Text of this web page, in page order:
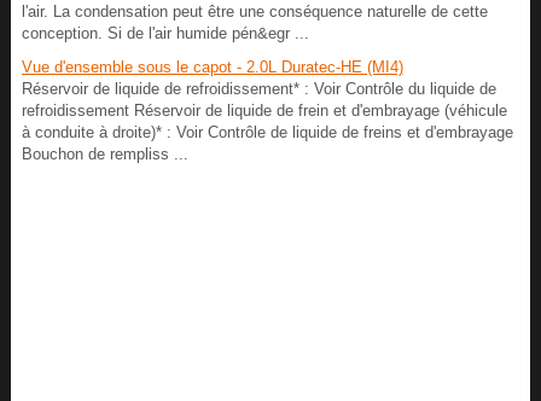
l'air. La condensation peut être une conséquence naturelle de cette
conception. Si de l'air humide pén&egr ...
Vue d'ensemble sous le capot - 2.0L Duratec-HE (MI4)
Réservoir de liquide de refroidissement* : Voir Contrôle du liquide de
refroidissement Réservoir de liquide de frein et d'embrayage (véhicule
à conduite à droite)* : Voir Contrôle de liquide de freins et d'embrayage
Bouchon de rempliss ...